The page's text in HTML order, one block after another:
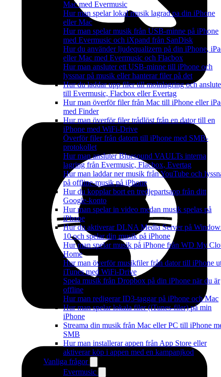
Mac med Evermusic
Hur man spelar lokal musik lagrad pa din iPhone
eller Mac
Hur man spelar musik från USB-minne på iPhone
med Evermusic och iXpand från SanDisk
Hur du använder ljudequalizern på din iPhone,
eller Mac med Evermusic och Flacbox
Hur man ansluter ett USB-minne till iPhone och
lyssnar på musik eller hanterar filer på det
Hur du laddar upp filer till molnlagring och
till Evermusic, Flacbox eller Evertag
Hur man överför filer från Mac till iPhone eller
med Finder
Hur man överför filer trådlöst från en dator till en
iPhone med WiFi-Drive
Överför filer från datorn till iPhone med SMB-
protokollet
Hur man ansluter Bluesound VAULTs interna
lagring från Evermusic, Flacbox, Evertag
Hur man laddar ner musik från YouTube och
på offline-musik på iPhone
Hur du kopplar bort en tredjepartsapp från ditt
Google-konto
Hur man spelar in video medan musik spelas på
iPhone
Hur du aktiverar DLNA Media Server på
10 och spelar din musik på iPhone
Hur man spelar musik på iPhone från WD My
Home
Hur man överför musikfiler från dator till iPhone
iTunes med WiFi-Drive
Spela musik från Dropbox på din iPhone när du är
offline
Hur man redigerar ID3-taggar på iPhone och Mac
Hur man spelar lokala filer (iTunes-filer) på min
iPhone
Streama din musik från Mac eller PC till iPhone
SMB
Hur man installerar appen från App Store eller
aktiverar köp i appen med en kampanjkod
Vanliga frågor
Evermusic